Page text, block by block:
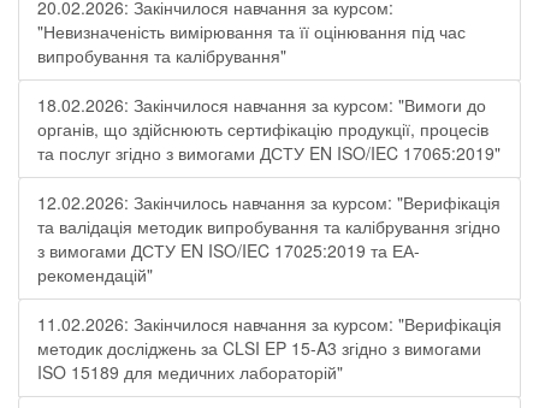
20.02.2026: Закінчилося навчання за курсом:
"Невизначеність вимірювання та її оцінювання під час
випробування та калібрування"
18.02.2026: Закінчилося навчання за курсом: "Вимоги до
органів, що здійснюють сертифікацію продукції, процесів
та послуг згідно з вимогами ДСТУ EN ISO/IEC 17065:2019"
12.02.2026: Закінчилось навчання за курсом: "Верифікація
та валідація методик випробування та калібрування згідно
з вимогами ДСТУ EN ISO/IEC 17025:2019 та ЕА-
рекомендацій"
11.02.2026: Закінчилося навчання за курсом: "Верифікація
методик досліджень за CLSI EP 15-A3 згідно з вимогами
ISO 15189 для медичних лабораторій"